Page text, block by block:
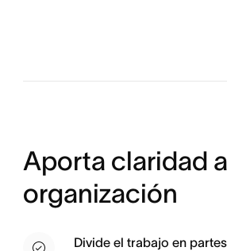
Aporta claridad
organización
Divide el trabajo en partes